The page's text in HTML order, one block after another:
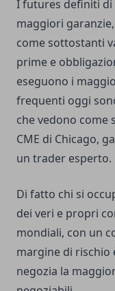
I futures definiti
maggiori
come sottostanti
prime e
eseguono i
frequenti oggi
che vedono come
CME di Chicago,
un trader esperto.
Di fatto chi si
dei veri e propri
mondiali, con un
margine di rischio
negozia la